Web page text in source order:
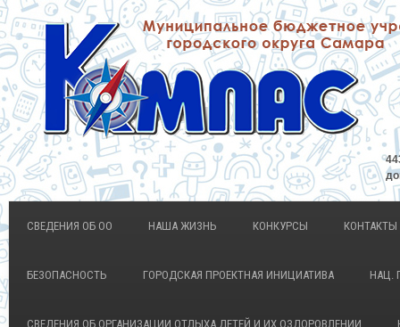
СВЕДЕНИЯ ОБ ОО НАША ЖИЗНЬ КОНКУРСЫ КОНТАКТЫ
БЕЗОПАСНОСТЬ ГОРОДСКАЯ ПРОЕКТНАЯ ИНИЦИАТИВА НАЦ.
СВЕДЕНИЯ ОБ ОРГАНИЗАЦИИ ОТДЫХА ДЕТЕЙ И ИХ ОЗДОРОВЛЕНИИ